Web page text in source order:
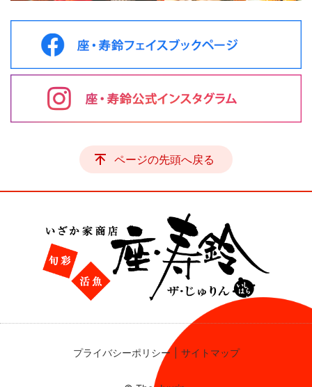
ページの先頭へ戻る
プライバシーポリシー サイトマップ